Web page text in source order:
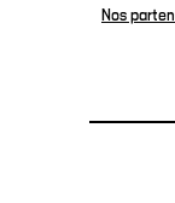
Nos